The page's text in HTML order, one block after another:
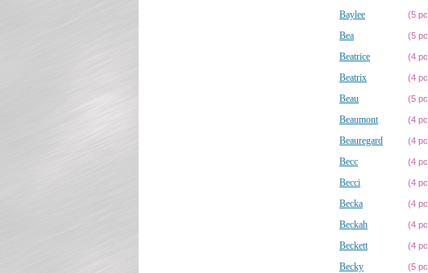
Baylee (5
Bea (5
Beatrice (4
Beatrix (4
Beau (5
Beaumont (4
Beauregard (4
Becc (4
Becci (4
Becka (4
Beckah (4
Beckett (4
Becky (5